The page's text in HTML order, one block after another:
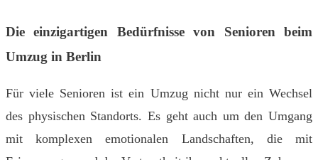
Die einzigartigen Bedürfnisse von Senioren beim
Umzug in Berlin
Für viele Senioren ist ein Umzug nicht nur ein Wechsel
des physischen Standorts. Es geht auch um den Umgang
mit komplexen emotionalen Landschaften, die mit